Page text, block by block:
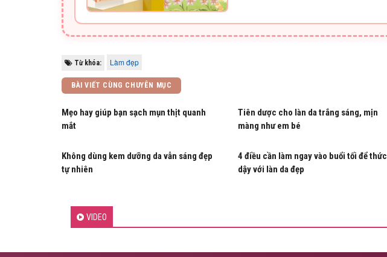
Từ khóa: Làm đẹp
BÀI VIẾT CÙNG CHUYÊN MỤC
Mẹo hay giúp bạn sạch mụn thịt quanh
mắt
Tiên dược cho làn da trắng sáng, mịn
màng như em bé
Không dùng kem dưỡng da vẫn sáng đẹp
tự nhiên
4 điều cần làm ngay vào buổi tối để thức
dậy với làn da đẹp
VIDEO